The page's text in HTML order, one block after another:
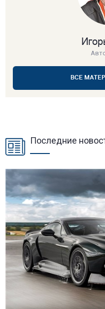
ВСЕ
Последние